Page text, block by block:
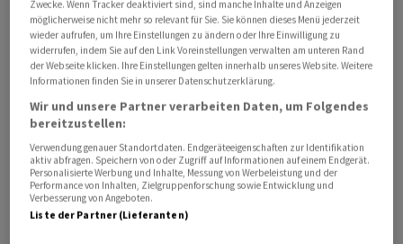
ausgeschlossen. Zur Begründung verwies der Präsident
der saudischen Bank auf regulatorische Probleme, die
bei einer Erhöhung des knapp unter 10 Prozent
liegenden Anteils auftreten würden.
"Die Antwort ist ein absolutes Nein aus vielen Gründen,
von denen die einfachsten regulatorische und
statutarische sind", sagte SNB-Präsident Ammar Al
Khudairy in dem Interview auf die Frage, ob er bereit
sei, die Credit Suisse zu unterstützen, wenn es einen
Zwecke. Wenn Tracker deaktiviert sind, sind manche Inhalte und Anzeigen
möglicherweise nicht mehr so relevant für Sie. Sie können dieses Menü jederzeit
wieder aufrufen, um Ihre Einstellungen zu ändern oder Ihre Einwilligung zu
widerrufen, indem Sie auf den Link Voreinstellungen verwalten am unteren Rand
der Webseite klicken. Ihre Einstellungen gelten innerhalb unseres Website. Weitere
Informationen finden Sie in unserer Datenschutzerklärung.
Wir und unsere Partner verarbeiten Daten, um Folgendes
bereitzustellen:
Verwendung genauer Standortdaten. Endgeräteeigenschaften zur Identifikation
aktiv abfragen. Speichern von oder Zugriff auf Informationen auf einem Endgerät.
Personalisierte Werbung und Inhalte, Messung von Werbeleistung und der
Performance von Inhalten, Zielgruppenforschung sowie Entwicklung und
Verbesserung von Angeboten.
Liste der Partner (Lieferanten)